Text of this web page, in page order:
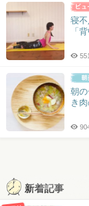
寝
「
朝
き
ナ
ビ
新着記事